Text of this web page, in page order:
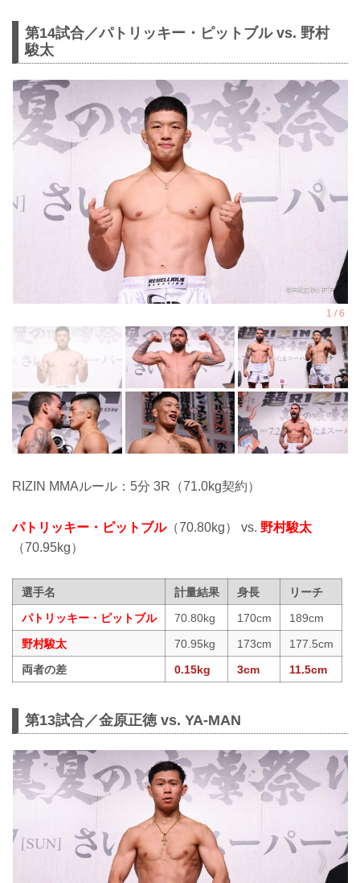
第14試合／パトリッキー・ピットブル vs. 野村
駿太
RIZIN MMAルール：5分 3R（71.0kg契約）
パトリッキー・ピットブル（70.80kg） vs. 野村駿太
（70.95kg）
選手名 計量結果 身長
リーチ
パトリッキー・ピットブル
70.80kg 170cm
189cm
野村駿太
70.95kg 173cm
177.5cm
両者の差
0.15kg 3cm 11.5cm
第13試合／金原正徳 vs. YA-MAN